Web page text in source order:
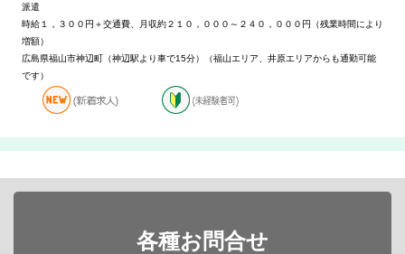
派遣
時給１，３００円＋交通費、月収約２１０，０００～２４０，０００円（残業時間により
増額）
広島県福山市神辺町（神辺駅より車で15分）（福山エリア、井原エリアからも通勤可能
です）
各種お問合せ